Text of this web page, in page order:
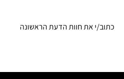
כתוב/י את חוות הדעת הראשונה